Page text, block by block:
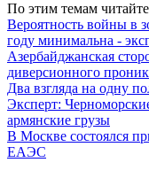
По этим темам
Вероятность войны в
году минимальна -
Азербайджанская
диверсионного
Два взгляда на одну
Эксперт:
армянские грузы
В Москве состоялся
ЕАЭС